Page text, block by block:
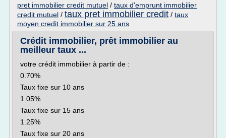
pret immobilier credit mutuel / taux d'emprunt immobilier
credit mutuel / taux pret immobilier credit / taux
moyen credit immobilier sur 25 ans
Crédit immobilier, prêt immobilier au
meilleur taux ...
votre crédit immobilier à partir de :
0.70%
Taux fixe sur 10 ans
1.05%
Taux fixe sur 15 ans
1.25%
Taux fixe sur 20 ans